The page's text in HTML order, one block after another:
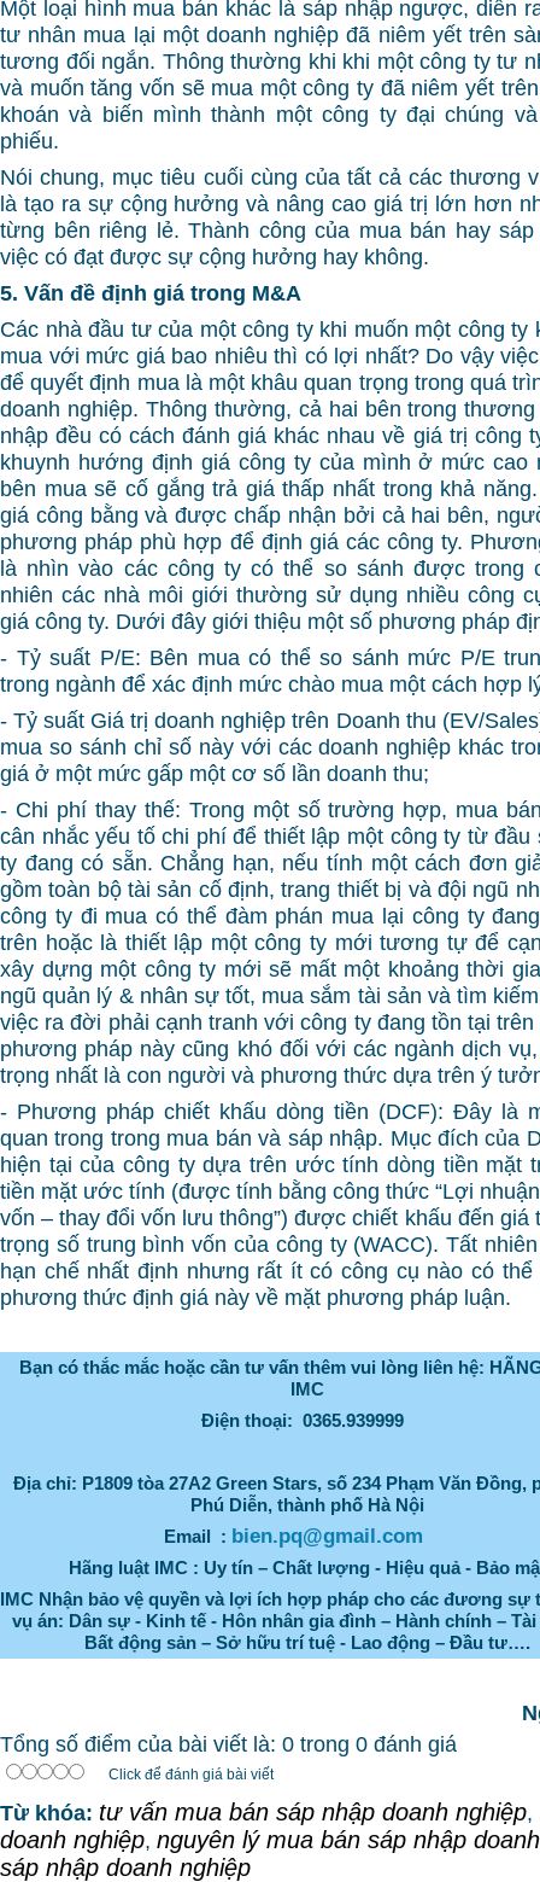
Một loại hình mua bán khác là sáp nhập ngược, diễn
tư nhân mua lại một doanh nghiệp đã niêm yết trên
tương đối ngắn. Thông thường khi khi một công ty tư
và muốn tăng vốn sẽ mua một công ty đã niêm yết
khoán và biến mình thành một công ty đại chúng
phiếu.
Nói chung, mục tiêu cuối cùng của tất cả các thương
là tạo ra sự cộng hưởng và nâng cao giá trị lớn hơn
từng bên riêng lẻ. Thành công của mua bán hay
việc có đạt được sự cộng hưởng hay không.
5. Vấn đề định giá trong M&A
Các nhà đầu tư của một công ty khi muốn một công ty
mua với mức giá bao nhiêu thì có lợi nhất? Do vậy
để quyết định mua là một khâu quan trọng trong quá
doanh nghiệp. Thông thường, cả hai bên trong
nhập đều có cách đánh giá khác nhau về giá trị công
khuynh hướng định giá công ty của mình ở mức cao
bên mua sẽ cố gắng trả giá thấp nhất trong khả
giá công bằng và được chấp nhận bởi cả hai bên,
phương pháp phù hợp để định giá các công ty.
là nhìn vào các công ty có thể so sánh được trong
nhiên các nhà môi giới thường sử dụng nhiều công
giá công ty. Dưới đây giới thiệu một số phương pháp
- Tỷ suất P/E: Bên mua có thể so sánh mức P/E
trong ngành để xác định mức chào mua một cách hợp
- Tỷ suất Giá trị doanh nghiệp trên Doanh thu (EV/
mua so sánh chỉ số này với các doanh nghiệp khác
giá ở một mức gấp một cơ số lần doanh thu;
- Chi phí thay thế: Trong một số trường hợp, mua
cân nhắc yếu tố chi phí để thiết lập một công ty từ
ty đang có sẵn. Chẳng hạn, nếu tính một cách đơn
gồm toàn bộ tài sản cố định, trang thiết bị và đội ngũ
công ty đi mua có thể đàm phán mua lại công ty
trên hoặc là thiết lập một công ty mới tương tự để
xây dựng một công ty mới sẽ mất một khoảng thời
ngũ quản lý & nhân sự tốt, mua sắm tài sản và tìm
việc ra đời phải cạnh tranh với công ty đang tồn tại
phương pháp này cũng khó đối với các ngành dịch
trọng nhất là con người và phương thức dựa trên ý
- Phương pháp chiết khấu dòng tiền (DCF): Đây là
quan trong trong mua bán và sáp nhập. Mục đích của
hiện tại của công ty dựa trên ước tính dòng tiền mặt
tiền mặt ước tính (được tính bằng công thức “Lợi
vốn – thay đổi vốn lưu thông”) được chiết khấu đến giá
trọng số trung bình vốn của công ty (WACC). Tất
hạn chế nhất định nhưng rất ít có công cụ nào có
phương thức định giá này về mặt phương pháp luận.
Bạn có thắc mắc hoặc cần tư vấn thêm vui lòng liên hệ:
IMC
Điện thoại: 0365.939999
Địa chỉ: P1809 tòa 27A2 Green Stars, số 234 Phạm Văn Đồng,
Phú Diễn, thành phố Hà Nội
Email : bien.pq@gmail.com
Hãng luật IMC : Uy tín – Chất lượng - Hiệu quả - Bảo
IMC Nhận bảo vệ quyền và lợi ích hợp pháp cho các đương sự
vụ án: Dân sự - Kinh tế - Hôn nhân gia đình – Hành chính –
Bất động sản – Sở hữu trí tuệ - Lao động – Đầu tư….
Tổng số điểm của bài viết là: 0 trong 0 đánh giá
Click để đánh giá bài viết
Từ khóa: tư vấn mua bán sáp nhập doanh nghiệp,
doanh nghiệp, nguyên lý mua bán sáp nhập
sáp nhập doanh nghiệp